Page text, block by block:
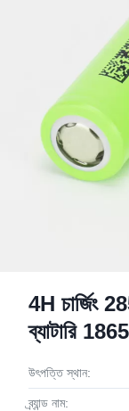
4H চার্জিং
ব্যাটারি
উৎপত্তি স্থান:
ব্র্যান্ড নাম: